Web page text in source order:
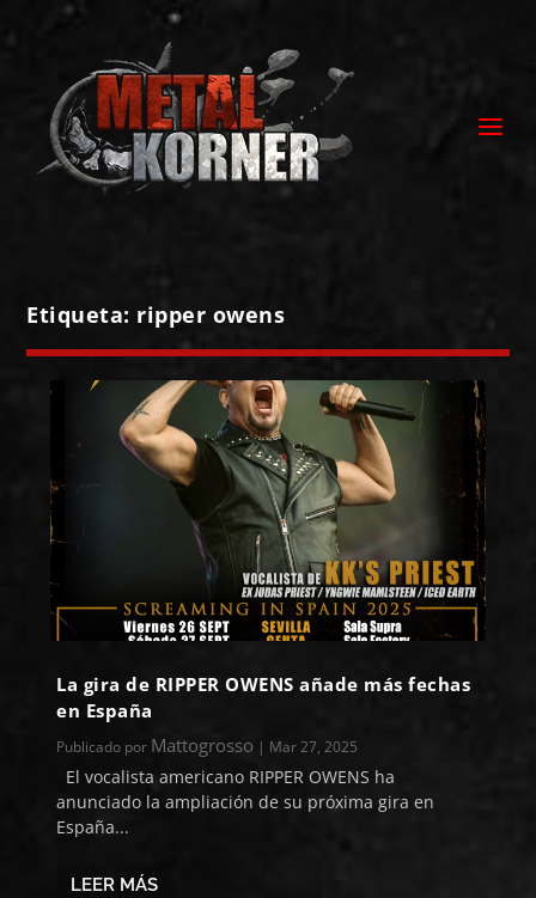
Etiqueta: ripper owens
La gira de RIPPER OWENS añade más fechas
en España
Publicado por Mattogrosso | Mar 27, 2025
El vocalista americano RIPPER OWENS ha
anunciado la ampliación de su próxima gira en
España...
LEER MÁS